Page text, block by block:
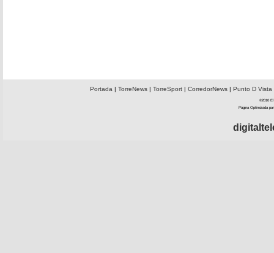
Portada | TorreNews| TorreSport| CorredorNews| Punto D Vista
©2010 El
Página Optimizada